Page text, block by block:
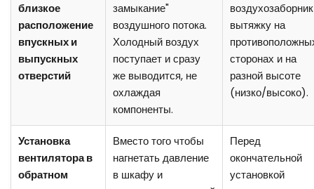
близкое
расположение
впускных и
выпускных
отверстий
замыкание"
воздушного потока.
Холодный воздух
поступает и сразу
же выводится, не
охлаждая
компоненты.
вытяжку на
сторонах и на
разной высоте
(низко/высоко).
Установка
вентилятора в
обратном
Вместо того чтобы
нагнетать давление
в шкафу и
Перед
окончательной
установкой